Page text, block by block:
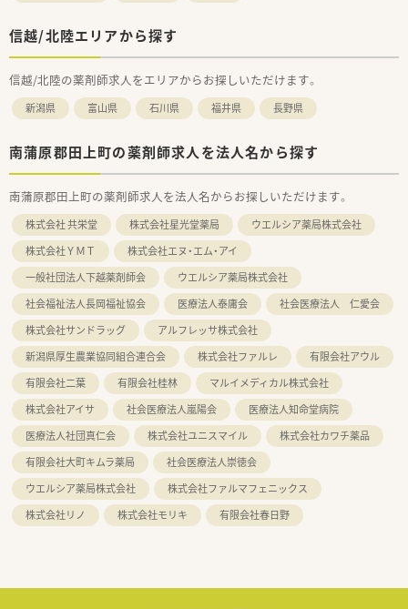
信越/北陸エリアから探す
信越/北陸の薬剤師求人をエリアからお探しいただけます。
新潟県 富山県 石川県 福井県 長野県
南蒲原郡田上町の薬剤師求人を法人名から探す
南蒲原郡田上町の薬剤師求人を法人名からお探しいただけます。
株式会社 共栄堂 株式会社星光堂薬局
ウエルシア薬局株式会社
株式会社ＹＭＴ
株式会社エヌ・エム・アイ
一般社団法人下越薬剤師会
ウエルシア薬局株式会社
社会福祉法人長岡福祉協会
医療法人泰庸会
社会医療法人 仁愛会
株式会社サンドラッグ
アルフレッサ株式会社
新潟県厚生農業協同組合連合会
株式会社ファルレ
有限会社アウル
有限会社二葉
有限会社桂林
マルイメディカル株式会社
株式会社アイサ
社会医療法人嵐陽会
医療法人知命堂病院
医療法人社団真仁会
株式会社ユニスマイル
株式会社カワチ薬品
有限会社大町キムラ薬局
社会医療法人崇徳会
ウエルシア薬局株式会社
株式会社ファルマフェニックス
株式会社リノ
株式会社モリキ 有限会社春日野